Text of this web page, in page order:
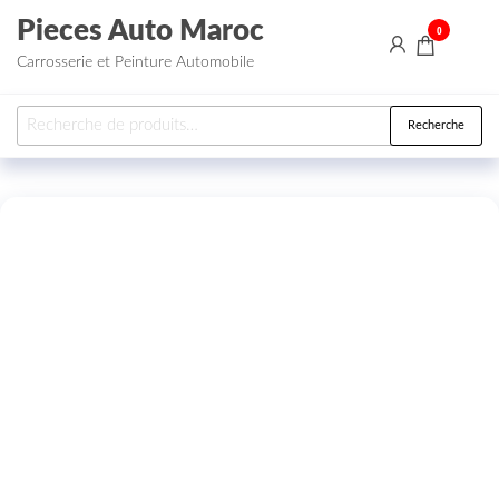
Aller au contenu
Pieces Auto Maroc
Carrosserie et Peinture Automobile
0
Recherche pour : Recherche